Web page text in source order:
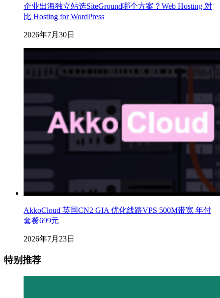
企业出海独立站选SiteGround哪个方案？Web Hosting 对
比 Hosting for WordPress
2026年7月30日
AkkoCloud 英国CN2 GIA 优化线路VPS 500M带宽 年付
套餐699元
2026年7月23日
特别推荐